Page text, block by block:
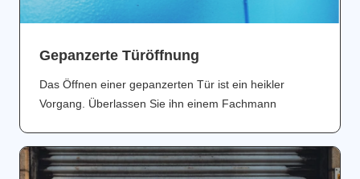
Gepanzerte Türöffnung
Das Öffnen einer gepanzerten Tür ist ein heikler
Vorgang. Überlassen Sie ihn einem Fachmann